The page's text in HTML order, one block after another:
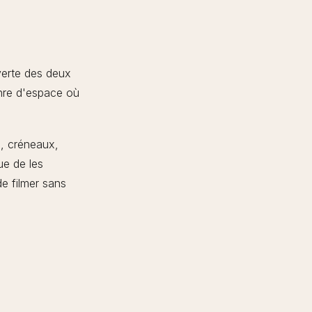
des deux
d'espace où
créneaux,
de les
filmer sans